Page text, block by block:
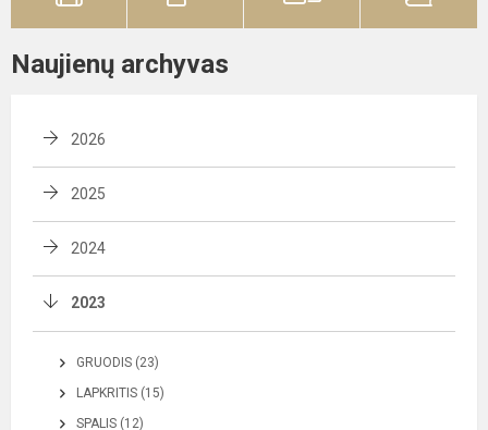
Naujienų archyvas
2026
2025
2024
2023
GRUODIS (23)
LAPKRITIS (15)
SPALIS (12)